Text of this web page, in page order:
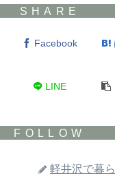
Facebook
LINE
軽井沢で暮